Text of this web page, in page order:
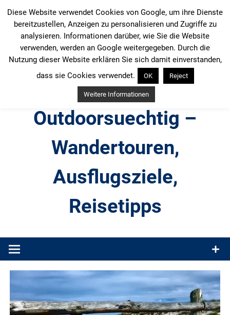
Inhalt
springen
Outdoorsuechtig –
Wandertouren,
Ausflugsziele,
Reisetipps
Produkttests und Buchrezensionen. Ein Blog für alle, die gern
Diese Website verwendet Cookies von Google, um ihre Dienste
bereitzustellen, Anzeigen zu personalisieren und Zugriffe zu
analysieren. Informationen darüber, wie Sie die Website
verwenden, werden an Google weitergegeben. Durch die
Nutzung dieser Website erklären Sie sich damit einverstanden,
dass sie Cookies verwendet.
OK Reject
Weitere Informationen